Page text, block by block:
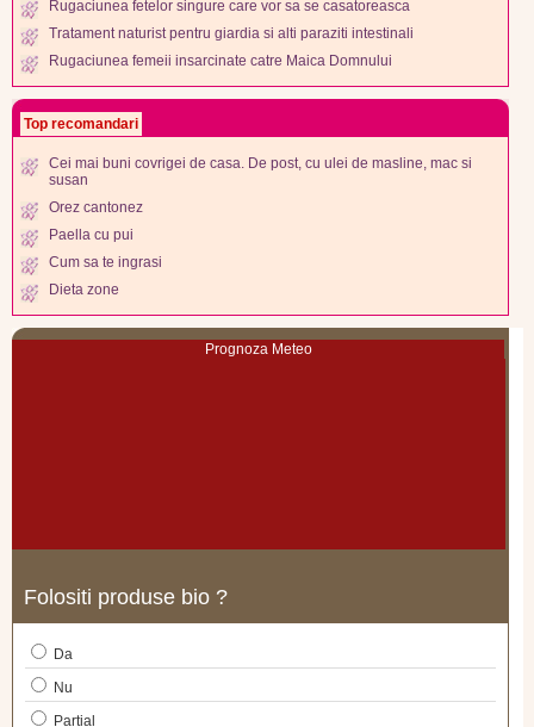
Rugaciunea fetelor singure care vor sa se casatoreasca
Tratament naturist pentru giardia si alti paraziti intestinali
Rugaciunea femeii insarcinate catre Maica Domnului
Top recomandari
Cei mai buni covrigei de casa. De post, cu ulei de masline, mac si
susan
Orez cantonez
Paella cu pui
Cum sa te ingrasi
Dieta zone
Prognoza Meteo
Folositi produse bio ?
Da
Nu
Partial